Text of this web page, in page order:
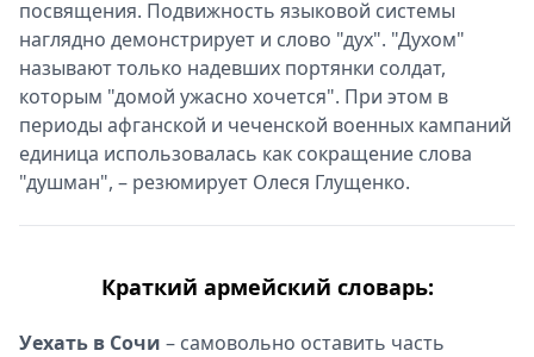
посвящения. Подвижность языковой системы
наглядно демонстрирует и слово "дух". "Духом"
называют только надевших портянки солдат,
которым "домой ужасно хочется". При этом в
периоды афганской и чеченской военных кампаний
единица использовалась как сокращение слова
"душман", – резюмирует Олеся Глущенко.
Краткий армейский словарь:
Уехать в Сочи – самовольно оставить часть